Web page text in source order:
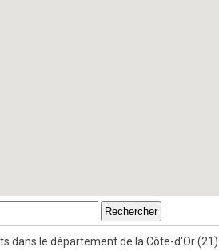
dans le département de la Côte-d'Or